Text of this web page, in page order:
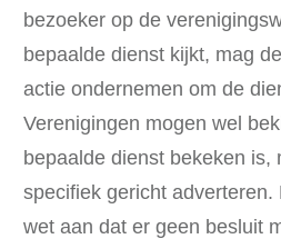
bezoeker op de
bepaalde dienst kijkt, mag
actie ondernemen om de
Verenigingen mogen wel
bepaalde dienst bekeken is,
specifiek gericht adverteren.
wet aan dat er geen besluit